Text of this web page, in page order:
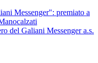
Messenger": premiato a
del Galiani Messenger a.s.